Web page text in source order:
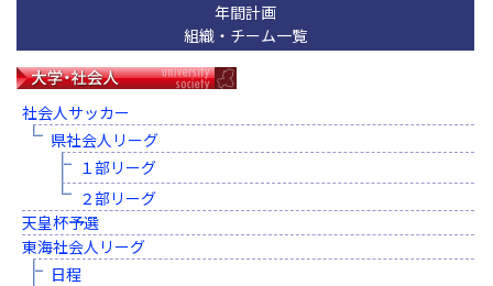
年間計画
組織・チーム一覧
社会人サッカー
県社会人リーグ
１部リーグ
２部リーグ
天皇杯予選
東海社会人リーグ
日程